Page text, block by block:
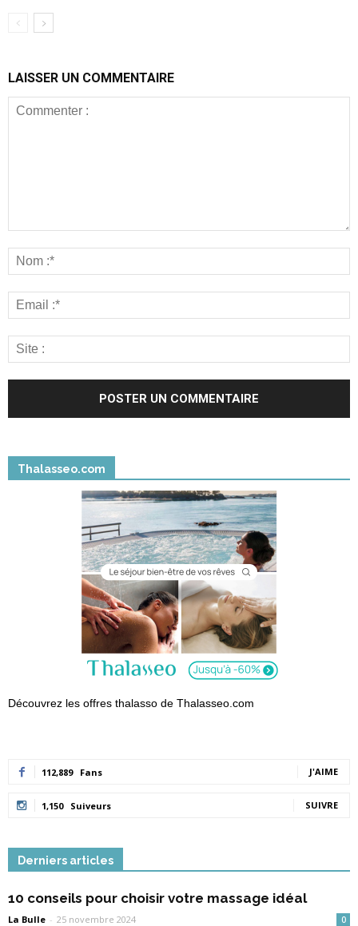
LAISSER UN COMMENTAIRE
Thalasseo.com
Découvrez les offres thalasso de Thalasseo.com
112,889 Fans J'AIME
1,150 Suiveurs SUIVRE
Derniers articles
10 conseils pour choisir votre massage idéal
La Bulle - 25 novembre 2024 0